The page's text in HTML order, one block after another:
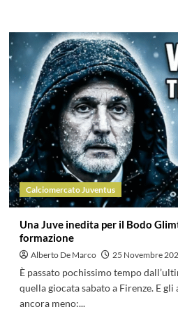
Calciomercato Juventus
Una Juve inedita per il Bodo
formazione
Alberto De Marco 25 Novembre
È passato pochissimo tempo
quella giocata sabato a Firenze. E
ancora meno:...